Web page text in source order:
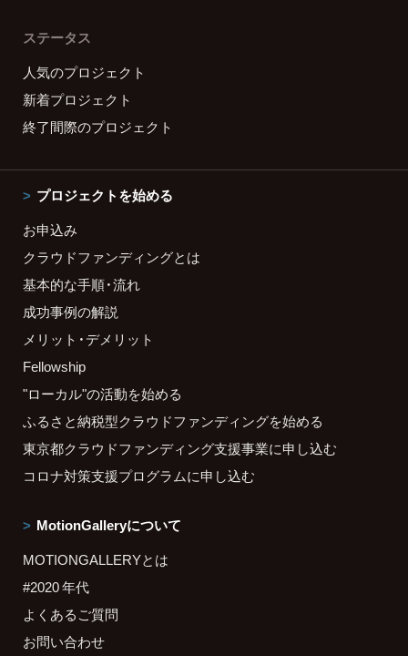
ステータス
人気のプロジェクト
新着プロジェクト
終了間際のプロジェクト
プロジェクトを始める
お申込み
クラウドファンディングとは
基本的な手順・流れ
成功事例の解説
メリット・デメリット
Fellowship
"ローカル"の活動を始める
ふるさと納税型クラウドファンディングを始める
東京都クラウドファンディング支援事業に申し込む
コロナ対策支援プログラムに申し込む
MotionGalleryについて
MOTIONGALLERYとは
#2020 年代
よくあるご質問
お問い合わせ